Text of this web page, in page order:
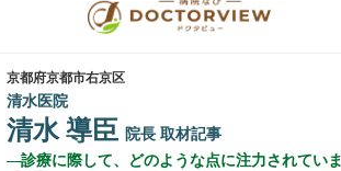
京都府京都市右京区
清水医院
清水 導臣 院長 取材記事
診療に際して、どのような点に注力されていま